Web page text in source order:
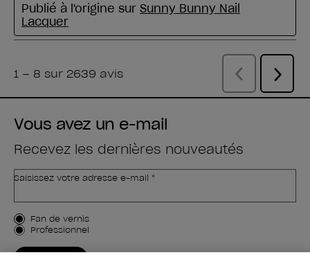
Vous avez un e-mail
Recevez les dernières nouveautés
Saisissez votre adresse e-mail *
Type de client
Fan de vernis
Professionnel